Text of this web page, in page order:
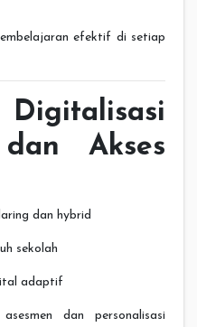
efektif di setiap
Akses
dan hybrid
sekolah
adaptif
dan personalisasi